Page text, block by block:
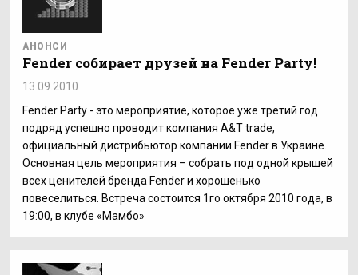
АНОНСИ
Fender собирает друзей на Fender Party!
13.09.2010
Fender Party - это мероприятие, которое уже третий год
подряд успешно проводит компания A&T trade,
официальный дистрибьютор компании Fender в Украине.
Основная цель мероприятия – собрать под одной крышей
всех ценителей бренда Fender и хорошенько
повеселиться. Встреча состоится 1го октября 2010 года, в
19:00, в клубе «Мамбо»